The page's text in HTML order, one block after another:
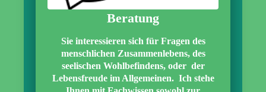
Beratung
Sie interessieren sich für Fragen des
menschlichen Zusammenlebens, des
seelischen Wohlbefindens, oder der
Lebensfreude im Allgemeinen. Ich stehe